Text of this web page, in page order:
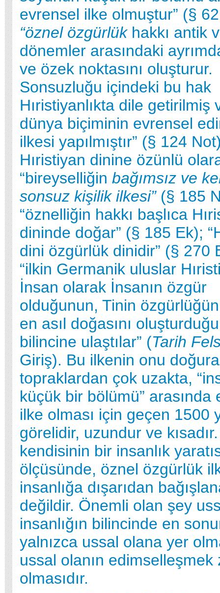
evrensel ilke olmuştur” (§
“öznel özgürlükhakkı antik
dönemler arasındaki
ve özek noktasını oluşturur.
Sonsuzluğu içindeki bu hak
Hıristiyanlıkta dile getirilmiş
dünya biçiminin evrensel
ilkesi yapılmıştır” (§ 124
Hıristiyan dinine özünlü
“bireyselliğin bağımsız ve
sonsuz kişilik ilkesi” (§ 185
“öznelliğin hakkı başlıca
dininde doğar” (§ 185 Ek);
dini özgürlük dinidir” (§ 270
“ilkin Germanik uluslar
İnsan olarak İnsanın özgür
olduğunun, Tinin
en asıl doğasını
bilincine ulaştılar” (Tarih
Giriş). Bu ilkenin onu
topraklardan çok uzakta,
küçük bir bölümü” arasında
ilke olması için geçen 1500
görelidir, uzundur ve
kendisinin bir insanlık
ölçüsünde, öznel özgürlük
insanlığa dışarıdan
değildir. Önemli olan şey
insanlığın bilincinde en
yalnızca ussal olana yer
ussal olanın edimselleşmek
olmasıdır.